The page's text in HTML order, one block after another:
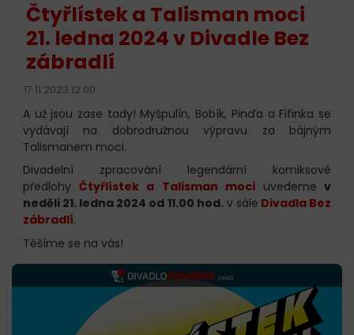
Čtyřlístek a Talisman moci
21. ledna 2024 v Divadle Bez
zábradlí
17.11.2023 12:00
A už jsou zase tady! Myšpulín, Bobík, Pinďa a Fifinka se
vydávají na dobrodružnou výpravu za bájným
Talismanem moci.
Divadelní zpracování legendární komiksové
předlohyČtyřlístek a Talisman mociuvedeme v
neděli 21. ledna 2024 od 11.00 hod. v sále Divadla Bez
zábradlí.
Těšíme se na vás!